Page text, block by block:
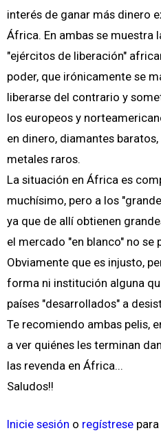
interés de ganar más dinero
África. En ambas se muestra
"ejércitos de liberación"
poder, que irónicamente se
liberarse del contrario y
los europeos y
en dinero, diamantes
metales raros.
La situación en África es
muchísimo, pero a los
ya que de allí obtienen
el mercado "en blanco" no se
Obviamente que es injusto,
forma ni institución alguna
países "desarrollados" a
Te recomiendo ambas pelis,
a ver quiénes les terminan
las revenda en África...
Saludos!!
Inicie sesión o regístrese